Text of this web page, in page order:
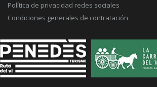
Política de privacidad redes sociales
Condiciones generales de contratación